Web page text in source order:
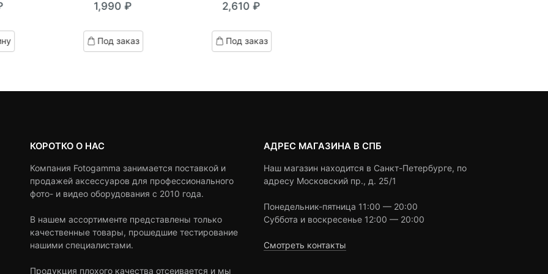
out
based
on
customer
1,990₽
Под заказ
out
based
on
customer
2,610₽
Под заказ
КОРОТКО О НАС
Компания Fotogamma занимается поставкой и
продажей аксессуаров для профессионального
фото- и видео оборудования с 2010 года.
В нашем ассортименте представлены только
качественные товары, прошедшие тестирование
нашими специалистами.
Продукция плохого качества отсеивается и мы
АДРЕС МАГАЗИНА В СПБ
Наш магазин находится в Санкт-Петербурге, по
адресу Московский пр., д. 25/1
Понедельник-пятница 11:00 — 20:00
Суббота и воскресенье 12:00 — 20:00
Смотреть контакты